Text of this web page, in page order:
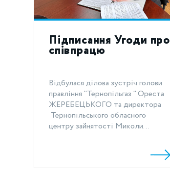
Підписання Угоди про
співпрацю
Відбулася ділова зустріч голови
правління "Тернопільгаз " Ореста
ЖЕРЕБЕЦЬКОГО та директора
Тернопільського обласного
центру зайнятості Миколи...